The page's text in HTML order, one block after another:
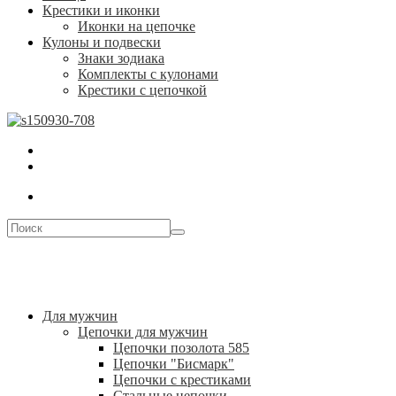
Крестики и иконки
Иконки на цепочке
Кулоны и подвески
Знаки зодиака
Комплекты с кулонами
Крестики с цепочкой
Для мужчин
Цепочки для мужчин
Цепочки позолота 585
Цепочки "Бисмарк"
Цепочки с крестиками